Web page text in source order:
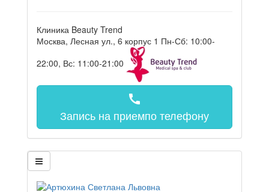
Клиника Beauty Trend
Москва, Лесная ул., 6 корпус 1 Пн-Сб: 10:00-
22:00, Вс: 11:00-21:00
call
Запись на приемпо телефону